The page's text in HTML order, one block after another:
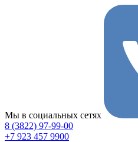
Мы в социальных сетях
8 (3822) 97-99-00
+7 923 457 9900